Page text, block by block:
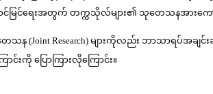
အောင်မြင်ရေးအတွက် တက္ကသိုလ်များ၏ သုတေသနအာ
များကိုလည်း ဘာသာရပ်အချင်းချင်
းကို ပြောကြားလိုကြောင်း။